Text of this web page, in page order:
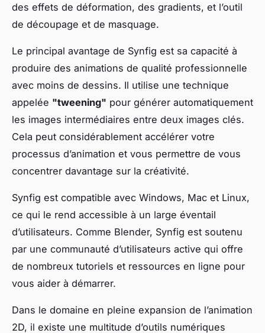
des effets de déformation, des gradients, et l’outil
de découpage et de masquage.
Le principal avantage de Synfig est sa capacité à
produire des animations de qualité professionnelle
avec moins de dessins. Il utilise une technique
appelée "tweening" pour générer automatiquement
les images intermédiaires entre deux images clés.
Cela peut considérablement accélérer votre
processus d’animation et vous permettre de vous
concentrer davantage sur la créativité.
Synfig est compatible avec Windows, Mac et Linux,
ce qui le rend accessible à un large éventail
d’utilisateurs. Comme Blender, Synfig est soutenu
par une communauté d’utilisateurs active qui offre
de nombreux tutoriels et ressources en ligne pour
vous aider à démarrer.
Dans le domaine en pleine expansion de l’animation
2D, il existe une multitude d’outils numériques